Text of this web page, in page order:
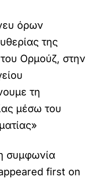
όρων
της
Ορμούζ, στην
τη
μέσω του
συμφωνία
first on